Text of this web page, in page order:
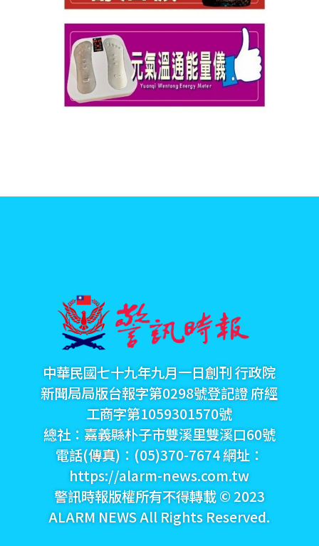
中華民國七十九年九月一日創刊 行政院
新聞局局版台報字第0298號登記證 府經
工商字第1059301570號
總社：嘉義縣朴子市雙溪里雙溪口60號
電話(傳真)：(05)370-7674 網址：
https://alarm-news.com.tw
警訊時報版權所有不得轉載 © 2023
ALARM NEWS All Rights Reserved.